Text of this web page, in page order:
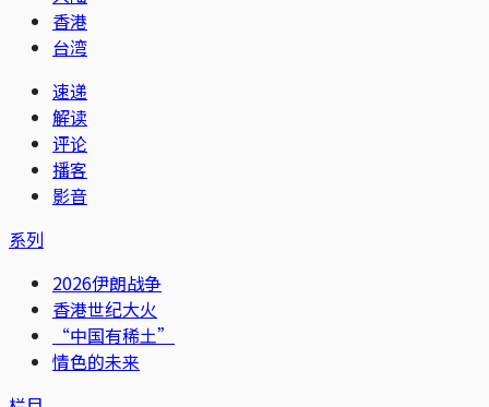
香港
台湾
速递
解读
评论
播客
影音
系列
2026伊朗战争
香港世纪大火
“中国有稀土”
情色的未来